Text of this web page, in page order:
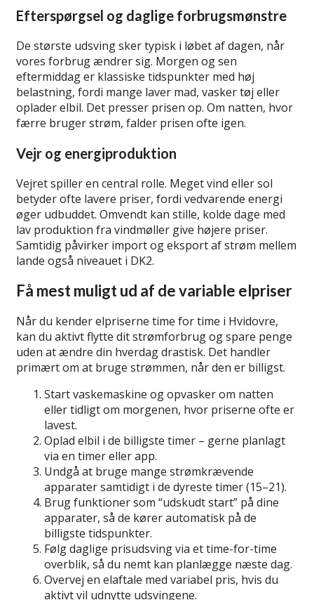
Efterspørgsel og daglige forbrugsmønstre
De største udsving sker typisk i løbet af dagen, når
vores forbrug ændrer sig. Morgen og sen
eftermiddag er klassiske tidspunkter med høj
belastning, fordi mange laver mad, vasker tøj eller
oplader elbil. Det presser prisen op. Om natten, hvor
færre bruger strøm, falder prisen ofte igen.
Vejr og energiproduktion
Vejret spiller en central rolle. Meget vind eller sol
betyder ofte lavere priser, fordi vedvarende energi
øger udbuddet. Omvendt kan stille, kolde dage med
lav produktion fra vindmøller give højere priser.
Samtidig påvirker import og eksport af strøm mellem
lande også niveauet i DK2.
Få mest muligt ud af de variable elpriser
Når du kender elpriserne time for time i Hvidovre,
kan du aktivt flytte dit strømforbrug og spare penge
uden at ændre din hverdag drastisk. Det handler
primært om at bruge strømmen, når den er billigst.
Start vaskemaskine og opvasker om natten
eller tidligt om morgenen, hvor priserne ofte er
lavest.
Oplad elbil i de billigste timer – gerne planlagt
via en timer eller app.
Undgå at bruge mange strømkrævende
apparater samtidigt i de dyreste timer (15–21).
Brug funktioner som “udskudt start” på dine
apparater, så de kører automatisk på de
billigste tidspunkter.
Følg daglige prisudsving via et time-for-time
overblik, så du nemt kan planlægge næste dag.
Overvej en elaftale med variabel pris, hvis du
aktivt vil udnytte udsvingene.